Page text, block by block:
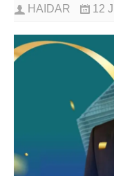
HAIDAR 12